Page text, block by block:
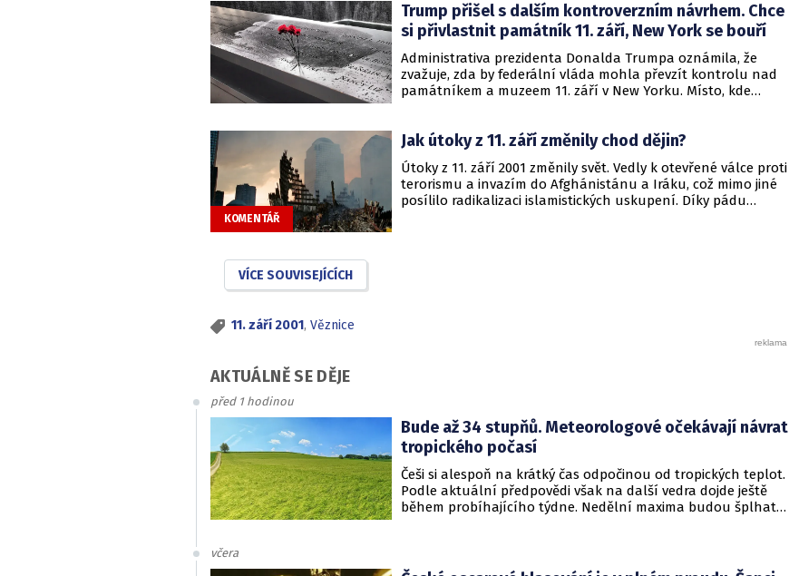
Trump přišel s dalším kontroverzním návrhem. Chce
si přivlastnit památník 11. září, New York se bouří
Administrativa prezidenta Donalda Trumpa oznámila, že
zvažuje, zda by federální vláda mohla převzít kontrolu nad
památníkem a muzeem 11. září v New Yorku. Místo, kde
stojí bývalý starosta New Yorku, Michael Bloomberg.
KOMENTÁŘ
Jak útoky z 11. září změnily chod dějin?
Útoky z 11. září 2001 změnily svět. Vedly k otevřené válce proti
terorismu a invazím do Afghánistánu a Iráku, což mimo jiné
posílilo radikalizaci islamistických uskupení. Díky pádu
VÍCE SOUVISEJÍCÍCH
11. září 2001, Věznice
AKTUÁLNĚ SE DĚJE
před 1 hodinou
Bude až 34 stupňů. Meteorologové očekávají návrat
tropického počasí
Češi si alespoň na krátký čas odpočinou od tropických teplot.
Podle aktuální předpovědi však na další vedra dojde ještě
během probíhajícího týdne. Nedělní maxima budou šplhat
včera